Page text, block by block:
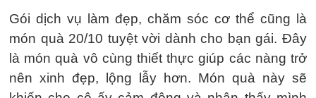
Gói dịch vụ làm đẹp, chăm sóc cơ thể cũng là
món quà 20/10 tuyệt vời dành cho bạn gái. Đây
là món quà vô cùng thiết thực giúp các nàng trở
nên xinh đẹp, lộng lẫy hơn. Món quà này sẽ